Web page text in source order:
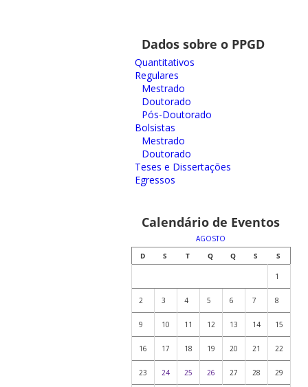
Dados sobre o PPGD
Quantitativos
Regulares
Mestrado
Doutorado
Pós-Doutorado
Bolsistas
Mestrado
Doutorado
Teses e Dissertações
Egressos
Calendário de Eventos
AGOSTO
D
S T Q Q S S
1
2 3 4 5 6 7 8
9 10 11 12 13 14 15
16 17 18 19 20 21 22
23 24 25 26 27 28 29